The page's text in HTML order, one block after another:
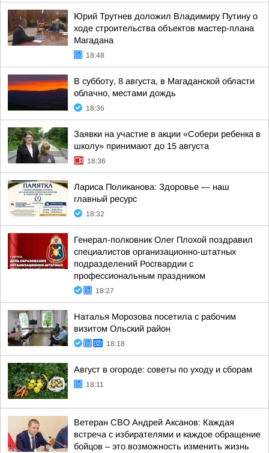
Юрий Трутнев доложил Владимиру Путину о
ходе строительства объектов мастер-плана
Магадана
18:48
В субботу, 8 августа, в Магаданской области
облачно, местами дождь
18:36
Заявки на участие в акции «Собери ребенка в
школу» принимают до 15 августа
18:36
Лариса Поликанова: Здоровье — наш
главный ресурс
18:32
Генерал-полковник Олег Плохой поздравил
специалистов организационно-штатных
подразделений Росгвардии с
профессиональным праздником
18:27
Наталья Морозова посетила с рабочим
визитом Ольский район
18:18
Август в огороде: советы по уходу и сборам
18:11
Ветеран СВО Андрей Аксанов: Каждая
встреча с избирателями и каждое обращение
бойцов – это возможность изменить жизнь